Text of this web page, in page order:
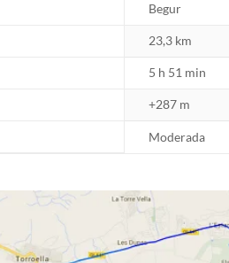
Begur
23,3 km
5 h 51 min
+287 m
Moderada